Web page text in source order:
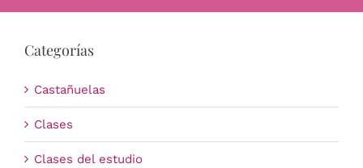
Estudio
Categorías
Castañuelas
Clases
Clases del estudio